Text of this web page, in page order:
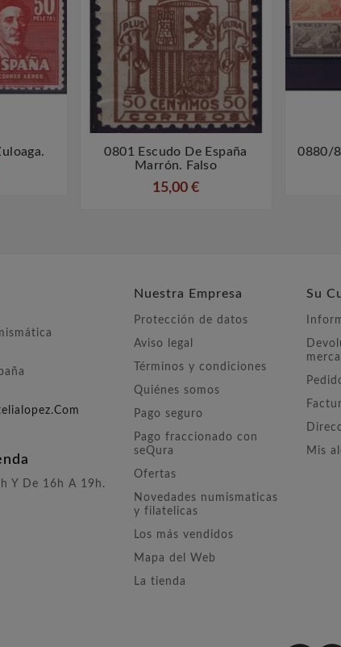
 
0801 Escudo De España
Marrón. Falso
15,00 €
0880/
Y De 16h A 19h.
Nuestra Empresa
Protección de datos
Aviso legal
Términos y condiciones
Quiénes somos
Pago seguro
Pago fraccionado con
seQura
Ofertas
Novedades numismaticas
y filatelicas
Los más vendidos
Mapa del Web
La tienda
Su
Mis